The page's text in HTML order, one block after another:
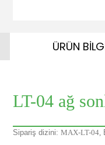
ÜRÜN
LT-04 ağ
Sipariş dizini: MAX-LT-04,